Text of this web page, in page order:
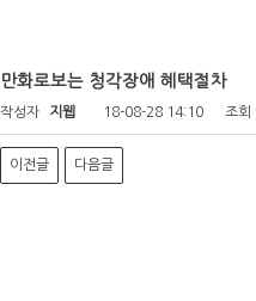
만화로보는 청각장애 혜택절차
작성자 지웹 18-08-28 14:10 조회
이전글 다음글